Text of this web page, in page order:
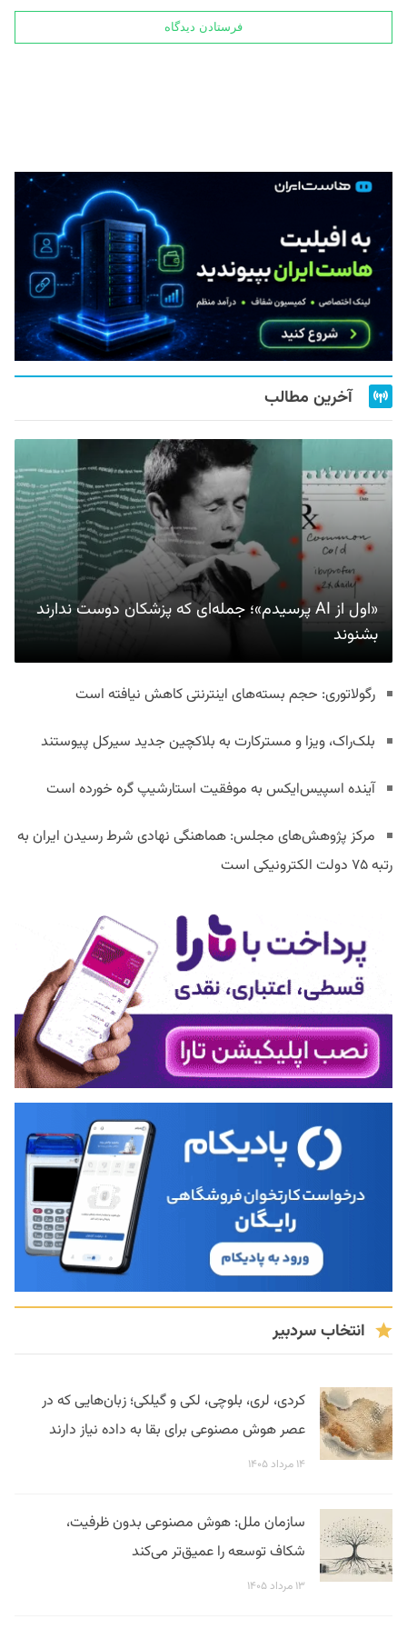
آخرین مطالب
«اول از AI پرسیدم»؛ جمله‌ای که پزشکان دوست ندارند
بشنوند
رگولاتوری: حجم بسته‌های اینترنتی کاهش نیافته است
بلک‌راک، ویزا و مسترکارت به بلاکچین جدید سیرکل پیوستند
آینده اسپیس‌ایکس به موفقیت استارشیپ گره خورده است
مرکز پژوهش‌های مجلس: هماهنگی نهادی شرط رسیدن ایران به
رتبه ۷۵ دولت الکترونیکی است
انتخاب سردبیر
کردی، لری، بلوچی، لکی و گیلکی؛ زبان‌هایی که در
عصر هوش مصنوعی برای بقا به داده نیاز دارند
۱۴ مرداد ۱۴۰۵
سازمان ملل: هوش مصنوعی بدون ظرفیت،
شکاف توسعه را عمیق‌تر می‌کند
۱۳ مرداد ۱۴۰۵